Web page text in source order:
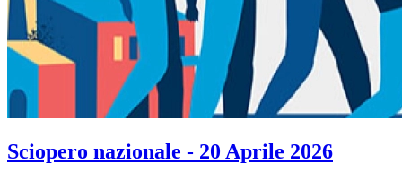
Sciopero nazionale - 20 Aprile 2026